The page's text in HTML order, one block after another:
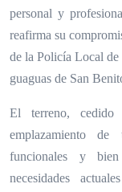
personal y
reafirma su
de la Policía Local de
guaguas de San
El terreno,
emplazamiento de
funcionales y
necesidades